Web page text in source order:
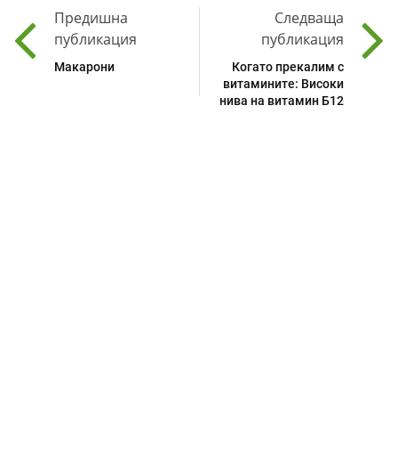
Предишна
публикация
Макарони
Следваща
публикация
Когато прекалим с
витамините: Високи
нива на витамин Б12